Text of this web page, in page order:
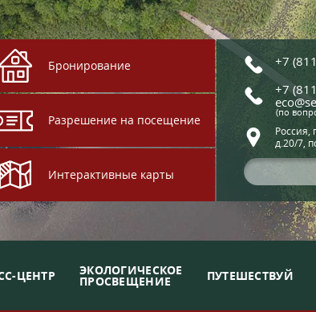
Бронирование
Разрешение на посещение
Интерактивные карты
+7
+7
(по
Россия,
д.20/7,
ЦЕНТР ЭКОЛОГИЧЕСКОЕ
ПРОСВЕЩЕНИЕ ПУТЕШЕСТВУЙ